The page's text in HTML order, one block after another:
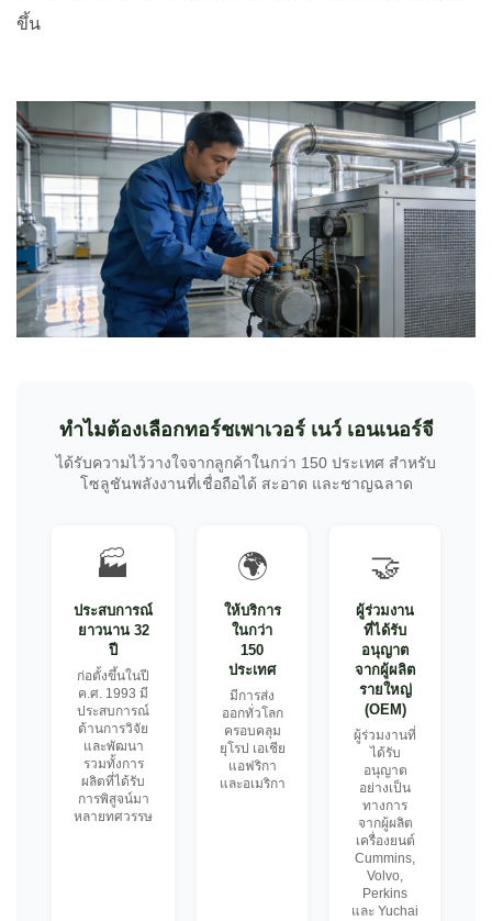
ขึ้น
ทำไมต้องเลือกทอร์ชเพาเวอร์ เนว์ เอนเนอร์จี
ได้รับความไว้วางใจจากลูกค้าในกว่า 150 ประเทศ สำหรับ
โซลูชันพลังงานที่เชื่อถือได้ สะอาด และชาญฉลาด
🏭
ประสบการณ์
ยาวนาน 32
ปี
ก่อตั้งขึ้นในปี
ค.ศ. 1993 มี
ประสบการณ์
ด้านการวิจัย
และพัฒนา
รวมทั้งการ
ผลิตที่ได้รับ
การพิสูจน์มา
หลายทศวรรษ
🌍
ให้บริการ
ในกว่า
150
ประเทศ
มีการส่ง
ออกทั่วโลก
ครอบคลุม
ยุโรป เอเชีย
แอฟริกา
และอเมริกา
🤝
ผู้ร่วมงาน
ที่ได้รับ
อนุญาต
จากผู้ผลิต
รายใหญ่
(OEM)
ผู้ร่วมงานที่
ได้รับ
อนุญาต
อย่างเป็น
ทางการ
จากผู้ผลิต
เครื่องยนต์
Cummins,
Volvo,
Perkins
และ Yuchai